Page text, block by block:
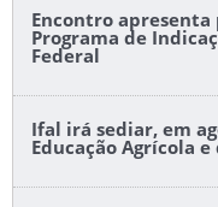
Encontro
Programa de
Federal
Ifal irá sediar, em
Educação Agrícola e